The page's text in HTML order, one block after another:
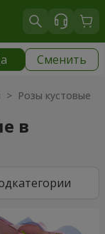
Сменить
Розы кустовые
в